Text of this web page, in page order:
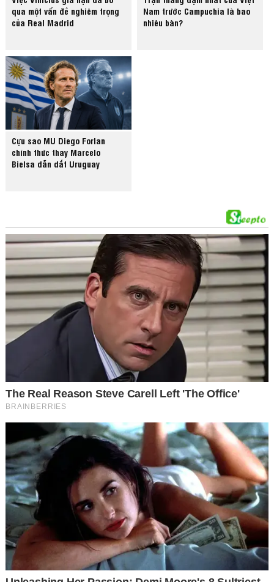
qua một vấn đề nghiêm trọng
của Real Madrid
Nam trước Campuchia là bao
nhiêu bàn?
Cựu sao MU Diego Forlan
chính thức thay Marcelo
Bielsa dẫn dắt Uruguay